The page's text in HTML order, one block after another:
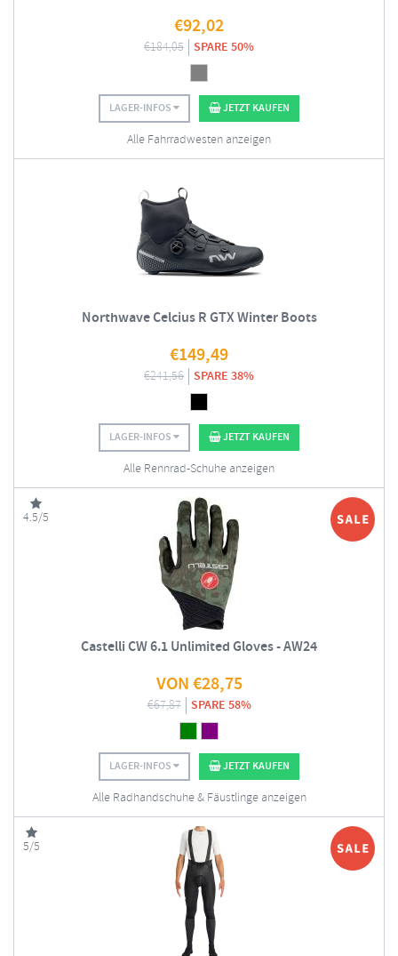
€92,02
€184,05 SPARE 50%
LAGER-INFOS JETZT KAUFEN
Alle Fahrradwesten anzeigen
Northwave Celcius R GTX Winter Boots
€149,49
€241,56 SPARE 38%
LAGER-INFOS JETZT KAUFEN
Alle Rennrad-Schuhe anzeigen
4.5/5
Castelli CW 6.1 Unlimited Gloves - AW24
VON€28,75
€67,87 SPARE 58%
LAGER-INFOS JETZT KAUFEN
Alle Radhandschuhe & Fäustlinge anzeigen
5/5